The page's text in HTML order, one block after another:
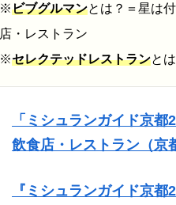
※ビブグルマンとは？＝星は
店・レストラン
※セレクテッドレストランと
「ミシュランガイド京都
飲食店・レストラン（京
『ミシュランガイド京